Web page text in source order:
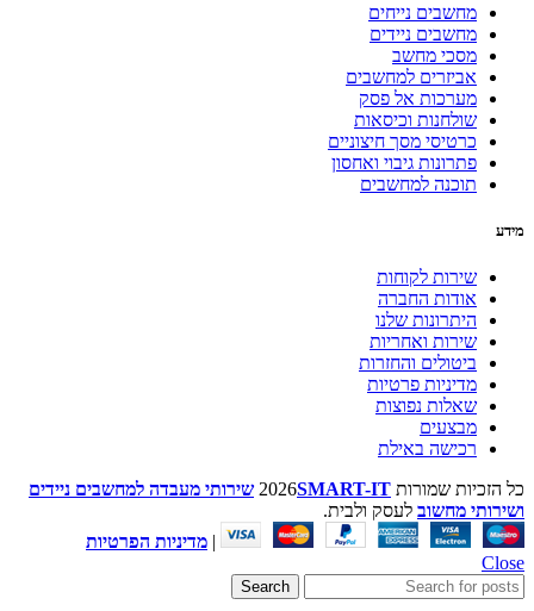
מחשבים נייחים
מחשבים ניידים
מסכי מחשב
אביזרים למחשבים
מערכות אל פסק
שולחנות וכיסאות
כרטיסי מסך חיצוניים
פתרונות גיבוי ואחסון
תוכנה למחשבים
מידע
שירות לקוחות
אודות החברה
היתרונות שלנו
שירות ואחריות
ביטולים והחזרות
מדיניות פרטיות
שאלות נפוצות
מבצעים
רכישה באילת
כל הזכיות שמורות
2026SMART-IT
שירותי מעבדה למחשבים ניידים
ושירותי מחשוב לעסק ולבית.
| מדיניות הפרטיות
Close
Search